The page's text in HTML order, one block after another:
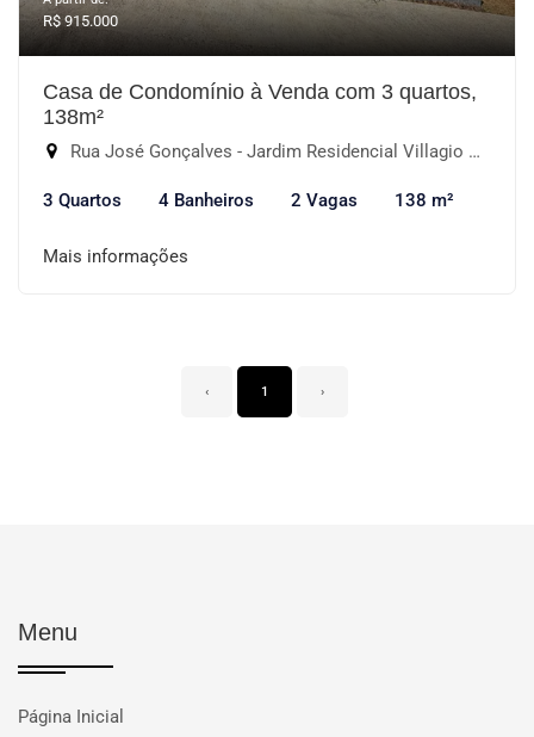
R$ 915.000
Casa de Condomínio à Venda com 3 quartos,
138m²
Rua José Gonçalves - Jardim Residencial Villagio Wanel, Sorocaba-SP
3 Quartos 4 Banheiros 2 Vagas 138 m²
Mais informações
‹ 1 ›
Menu
Página Inicial